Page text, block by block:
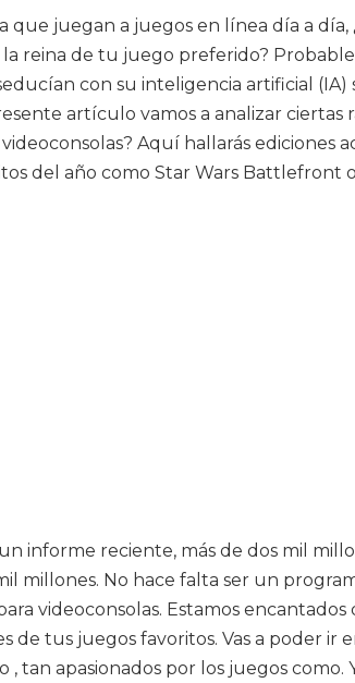
juegan a juegos en línea día a
reina de tu juego preferido?
con su inteligencia artificial
artículo vamos a analizar ciertas
Aquí hallarás ediciones
del año como Star Wars Battlefront
informe reciente, más de dos mil
millones. No hace falta ser un
videoconsolas. Estamos
de tus juegos favoritos. Vas a poder
tan apasionados por los juegos como.